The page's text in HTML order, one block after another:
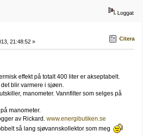
Loggat
21:48:52 » Citera
effekt på totalt 400 liter er akseptabelt.
blir varmere i sjøen.
manometer. Vannfilter som selges på
manometer.
av Rickard. www.energibutiken.se
så lang sjøvannskollektor som meg